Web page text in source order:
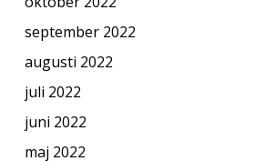
september 2022
augusti 2022
juli 2022
juni 2022
maj 2022